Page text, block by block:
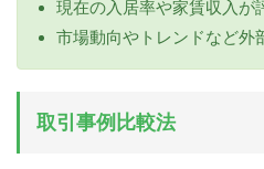
現在の入居率や家賃収入が
市場動向やトレンドなど外
取引事例比較法